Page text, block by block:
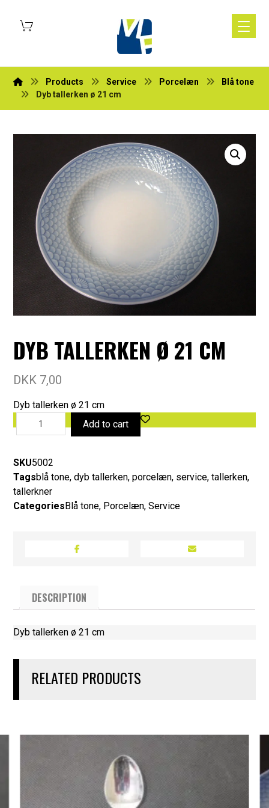
Products Service Porcelæn
Blå tone
Dyb tallerken ø 21 cm
DYB TALLERKEN Ø 21 CM
DKK 7,00
Dyb tallerken ø 21 cm
Add to cart
SKU5002
Tagsblå tone,dyb tallerken,porcelæn, service,tallerken,
tallerkner
Categories Blå tone, Porcelæn,Service
DESCRIPTION
Dyb tallerken ø 21 cm
RELATED PRODUCTS